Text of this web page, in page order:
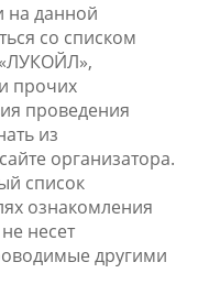
на данной
со списком
прочих
проведения
из
организатора.
список
ознакомления
несет
другими